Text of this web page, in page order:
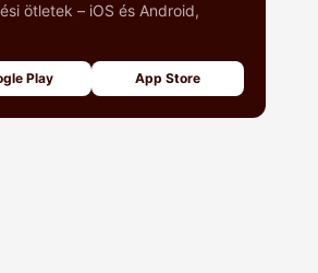
ötletek – iOS és Android,
Play App Store